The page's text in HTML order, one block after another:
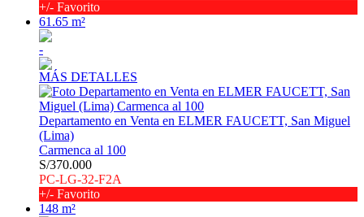
+/- Favorito
61.65 m²
-
MÁS DETALLES
Departamento en Venta en ELMER FAUCETT, San Miguel
(Lima)
Carmenca al 100
S/370.000
PC-LG-32-F2A
+/- Favorito
148 m²